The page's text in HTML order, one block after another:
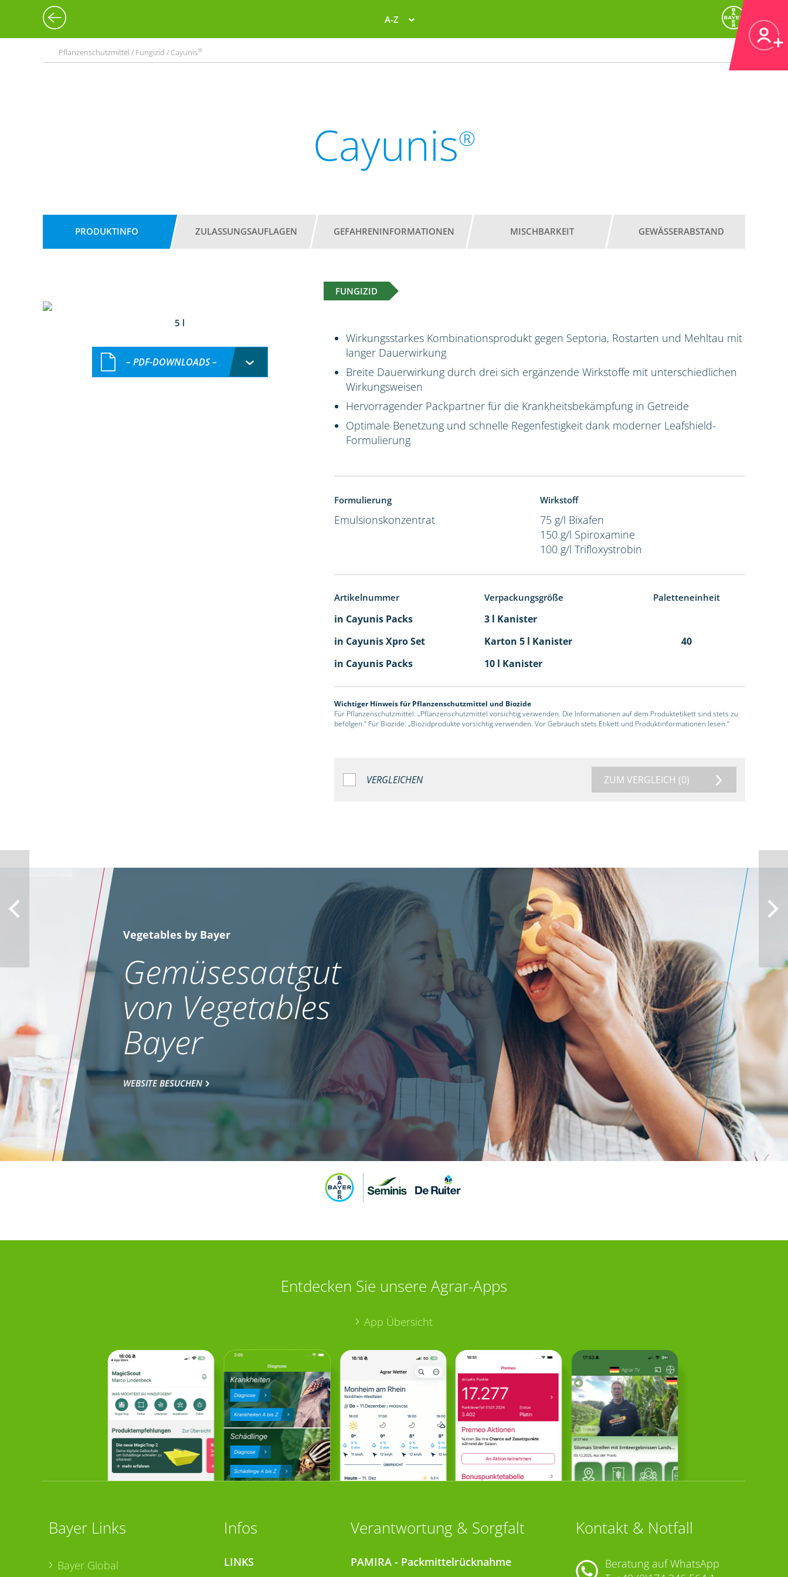
A-Z
Pflanzenschutzmittel / Fungizid / Cayunis®
Cayunis®
PRODUKTINFO ZULASSUNGSAUFLAGEN GEFAHRENINFORMATIONEN MISCHBARKEIT GEWÄSSERABSTAND
FUNGIZID
5 l
– PDF-DOWNLOADS –
Wirkungsstarkes Kombinationsprodukt gegen Septoria, Rostarten und Mehltau mit
langer Dauerwirkung
Breite Dauerwirkung durch drei sich ergänzende Wirkstoffe mit unterschiedlichen
Wirkungsweisen
Hervorragender Packpartner für die Krankheitsbekämpfung in Getreide
Optimale Benetzung und schnelle Regenfestigkeit dank moderner Leafshield-
Formulierung
Formulierung
Emulsionskonzentrat
Wirkstoff
75 g/l Bixafen
150 g/l Spiroxamine
100 g/l Trifloxystrobin
Artikelnummer Verpackungsgröße Paletteneinheit
in Cayunis Packs
3 l Kanister
in Cayunis Xpro Set
Karton 5 l Kanister
40
in Cayunis Packs
10 l Kanister
Wichtiger Hinweis für Pflanzenschutzmittel und Biozide
Für Pflanzenschutzmittel: „Pflanzenschutzmittel vorsichtig verwenden. Die Informationen auf dem Produktetikett sind stets zu
befolgen.“ Für Biozide: „Biozidprodukte vorsichtig verwenden. Vor Gebrauch stets Etikett und Produktinformationen lesen.“
VERGLEICHEN ZUM VERGLEICH (0)
Vegetables by Bayer
Gemüsesaatgut
von Vegetables
Bayer
WEBSITE BESUCHEN
Entdecken Sie unsere Agrar-Apps
App Übersicht
Bayer Links
Bayer Global
Infos
LINKS
Verantwortung & Sorgfalt
PAMIRA - Packmittelrücknahme
Kontakt & Notfall
Beratung auf WhatsApp